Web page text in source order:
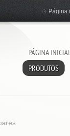
PÁGINA
PRODUTOS
Página